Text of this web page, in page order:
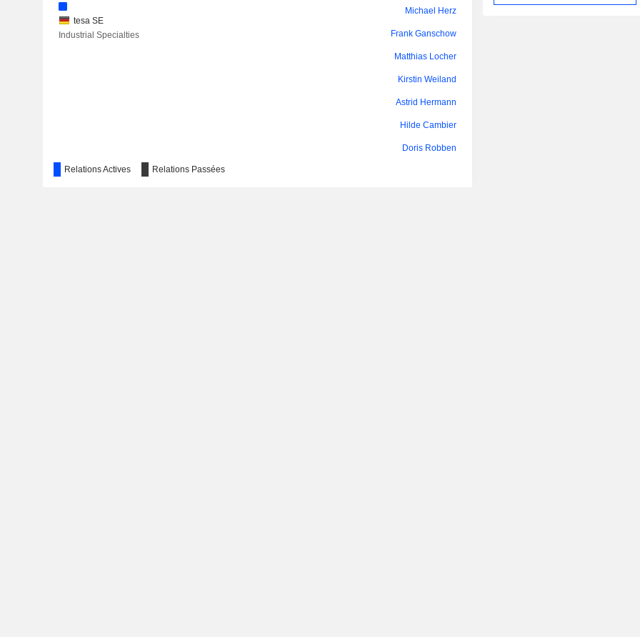
tesa SE
Industrial Specialties
Michael Herz
Frank Ganschow
Matthias Locher
Kirstin Weiland
Astrid Hermann
Hilde Cambier
Doris Robben
Relations Actives Relations Passées
répartition géographique du CA est la